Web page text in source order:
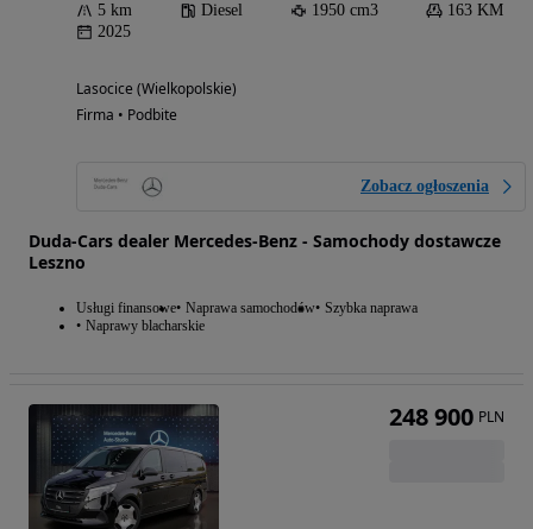
5 km Diesel 1950 cm3
163 KM
2025
Lasocice (Wielkopolskie)
Firma • Podbite
Zobacz ogłoszenia
Duda-Cars dealer Mercedes-Benz - Samochody dostawcze
Leszno
Usługi finansowe Naprawa samochodów Szybka naprawa
Naprawy blacharskie
248 900 PLN